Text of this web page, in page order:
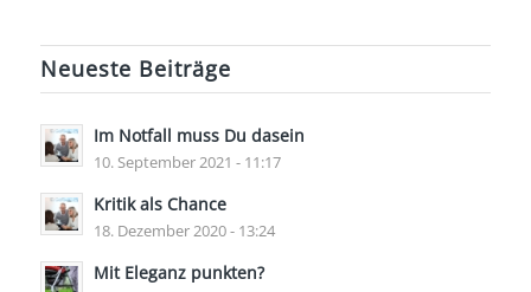
Neueste Beiträge
Im Notfall muss Du dasein
10. September 2021 - 11:17
Kritik als Chance
18. Dezember 2020 - 13:24
Mit Eleganz punkten?